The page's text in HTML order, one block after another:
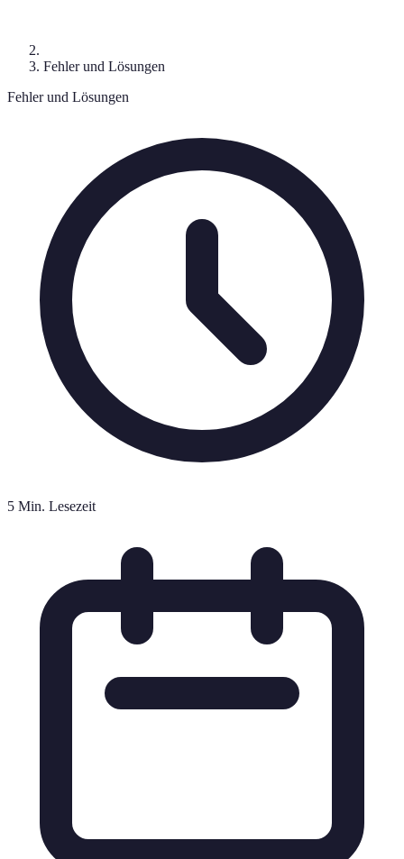
Fehler und Lösungen
Fehler und Lösungen
5 Min. Lesezeit